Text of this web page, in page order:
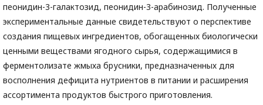
пеонидин-3-галактозид, пеонидин-3-арабинозид. Полученные
экспериментальные данные свидетельствуют о перспективе
создания пищевых ингредиентов, обогащенных биологически
ценными веществами ягодного сырья, содержащимися в
ферментолизате жмыха брусники, предназначенных для
восполнения дефицита нутриентов в питании и расширения
ассортимента продуктов быстрого приготовления.